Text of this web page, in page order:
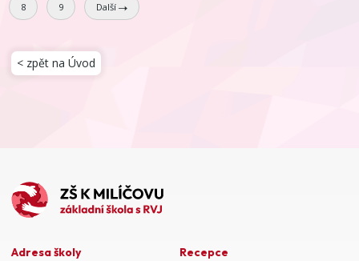
8 9 Další
< zpět na Úvod
Adresa školy Recepce